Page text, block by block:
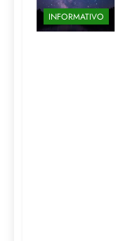
INFORMATIVO